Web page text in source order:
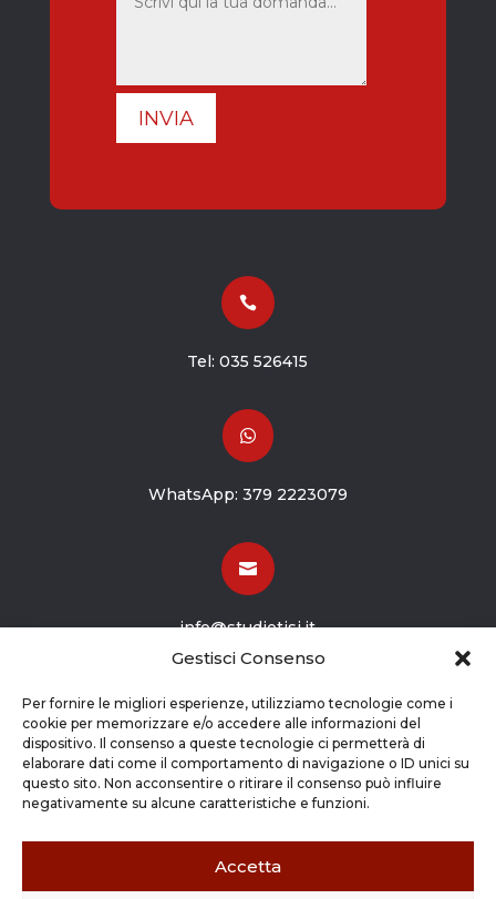
Gestisci Consenso
Per fornire le migliori esperienze, utilizziamo tecnologie come i
cookie per memorizzare e/o accedere alle informazioni del
dispositivo. Il consenso a queste tecnologie ci permetterà di
elaborare dati come il comportamento di navigazione o ID unici su
questo sito. Non acconsentire o ritirare il consenso può influire
negativamente su alcune caratteristiche e funzioni.
Accetta
INVIA

Tel:035 526415

WhatsApp: 379 2223079

info@studiotisi.it

Viale Europa 8
Grassobbio BG (24050)